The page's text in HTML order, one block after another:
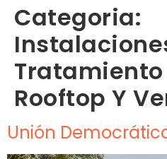
Categoria:
Tratamiento
Rooftop Y
Unión